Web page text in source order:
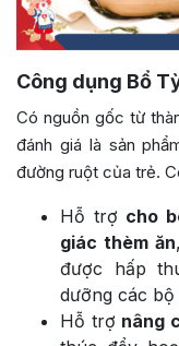
Công dụng Bổ
Có nguồn gốc từ
đánh giá là sản
đường ruột của trẻ.
Hỗ trợ cho
giác thèm ăn
được hấp
dưỡng các
Hỗ trợ nâng